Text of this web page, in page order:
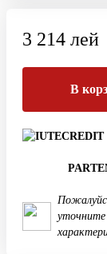
3 214 лей
В
уточните